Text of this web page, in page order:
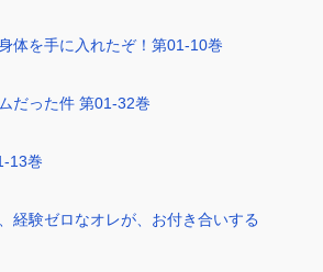
体を手に入れたぞ！第01-10巻
だった件 第01-32巻
13巻
経験ゼロなオレが、お付き合いする